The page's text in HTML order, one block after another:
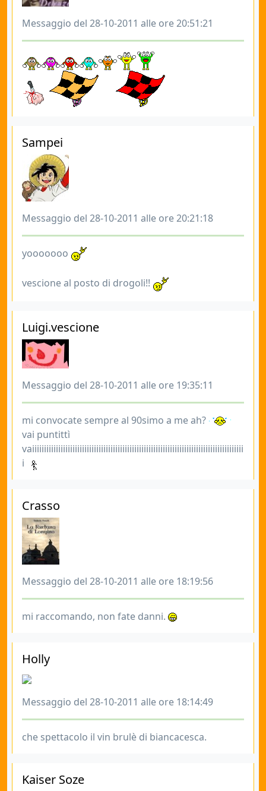
Messaggio del 28-10-2011 alle ore 20:51:21
Sampei
Messaggio del 28-10-2011 alle ore 20:21:18
yooooooo
vescione al posto di drogoli!!
Luigi.vescione
Messaggio del 28-10-2011 alle ore 19:35:11
mi convocate sempre al 90simo a me ah?
vai puntittì
vaiiiiiiiiiiiiiiiiiiiiiiiiiiiiiiiiiiiiiiiiiiiiiiiiiiiiiiiiiiiiiiiiiiiiiiiiiiiiiiiiiiiiiiiii
i
Crasso
Messaggio del 28-10-2011 alle ore 18:19:56
mi raccomando, non fate danni.
Holly
Messaggio del 28-10-2011 alle ore 18:14:49
che spettacolo il vin brulè di biancacesca.
Kaiser Soze